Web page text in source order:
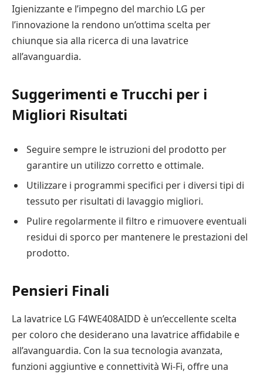
Igienizzante e l’impegno del marchio LG per
l’innovazione la rendono un’ottima scelta per
chiunque sia alla ricerca di una lavatrice
all’avanguardia.
Suggerimenti e Trucchi per i
Migliori Risultati
Seguire sempre le istruzioni del prodotto per
garantire un utilizzo corretto e ottimale.
Utilizzare i programmi specifici per i diversi tipi di
tessuto per risultati di lavaggio migliori.
Pulire regolarmente il filtro e rimuovere eventuali
residui di sporco per mantenere le prestazioni del
prodotto.
Pensieri Finali
La lavatrice LG F4WE408AIDD è un’eccellente scelta
per coloro che desiderano una lavatrice affidabile e
all’avanguardia. Con la sua tecnologia avanzata,
funzioni aggiuntive e connettività Wi-Fi, offre una